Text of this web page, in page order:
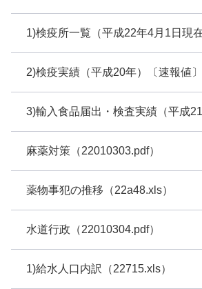
1)検疫所一覧（平成22年4月1日現
2)検疫実績（平成20年）〔速報値
3)輸入食品届出・検査実績（平成
麻薬対策（22010303.pdf）
薬物事犯の推移（22a48.xls）
水道行政（22010304.pdf）
1)給水人口内訳（22715.xls）